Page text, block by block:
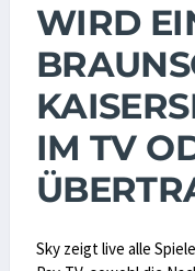
WIRD
IM TV
Sky zeigt live alle